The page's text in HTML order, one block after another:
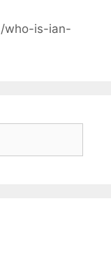
who-is-ian-